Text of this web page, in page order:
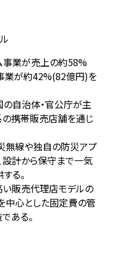
事業が売上の約58%
業が約42%(82億円)を
自治体・官公庁が主
携帯販売店舗を通じ
無線や独自の防災アプ
設計から保守まで一気
る。
販売代理店モデルの
中心とした固定費の管
ある。